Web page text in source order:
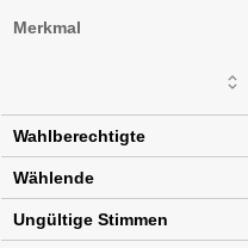
Merkmal
Wahlberechtigte
Wählende
Ungültige Stimmen